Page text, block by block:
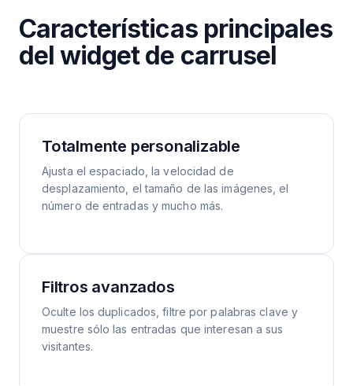
Características principales
del widget de carrusel
Totalmente personalizable
Ajusta el espaciado, la velocidad de
desplazamiento, el tamaño de las imágenes, el
número de entradas y mucho más.
Filtros avanzados
Oculte los duplicados, filtre por palabras clave y
muestre sólo las entradas que interesan a sus
visitantes.